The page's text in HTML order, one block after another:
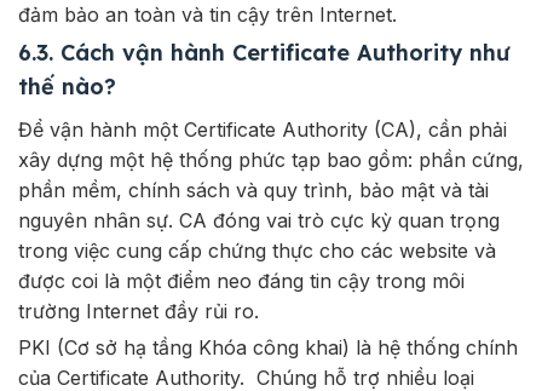
đảm bảo an toàn và tin cậy trên Internet.
6.3. Cách vận hành Certificate Authority như
thế nào?
Để vận hành một Certificate Authority (CA), cần phải
xây dựng một hệ thống phức tạp bao gồm: phần cứng,
phần mềm, chính sách và quy trình, bảo mật và tài
nguyên nhân sự. CA đóng vai trò cực kỳ quan trọng
trong việc cung cấp chứng thực cho các website và
được coi là một điểm neo đáng tin cậy trong môi
trường Internet đầy rủi ro.
PKI (Cơ sở hạ tầng Khóa công khai) là hệ thống chính
của Certificate Authority. Chúng hỗ trợ nhiều loại